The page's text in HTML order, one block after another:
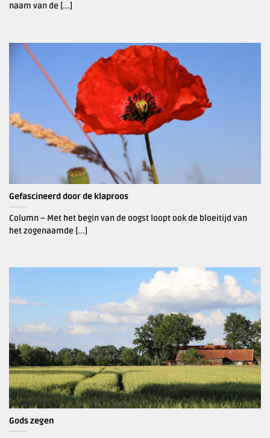
naam van de [...]
Gefascineerd door de klaproos
Column – Met het begin van de oogst loopt ook de bloeitijd van
het zogenaamde [...]
Gods zegen